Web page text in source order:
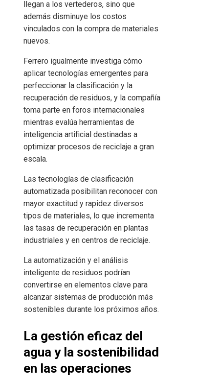
llegan a los vertederos, sino que
además disminuye los costos
vinculados con la compra de materiales
nuevos.
Ferrero igualmente investiga cómo
aplicar tecnologías emergentes para
perfeccionar la clasificación y la
recuperación de residuos, y la compañía
toma parte en foros internacionales
mientras evalúa herramientas de
inteligencia artificial destinadas a
optimizar procesos de reciclaje a gran
escala.
Las tecnologías de clasificación
automatizada posibilitan reconocer con
mayor exactitud y rapidez diversos
tipos de materiales, lo que incrementa
las tasas de recuperación en plantas
industriales y en centros de reciclaje.
La automatización y el análisis
inteligente de residuos podrían
convertirse en elementos clave para
alcanzar sistemas de producción más
sostenibles durante los próximos años.
La gestión eficaz del
agua y la sostenibilidad
en las operaciones